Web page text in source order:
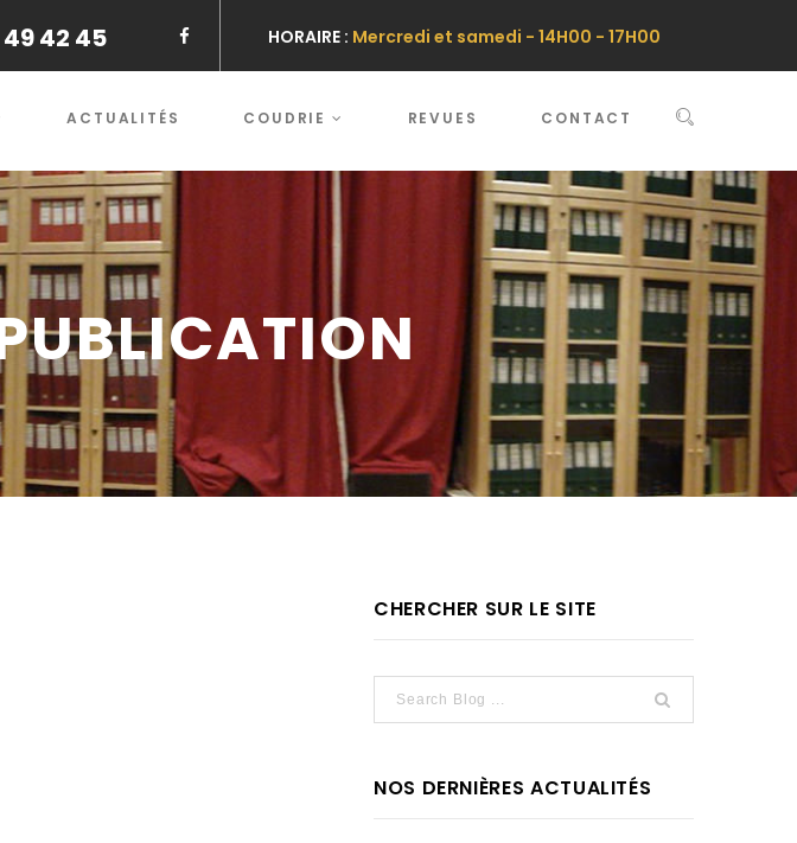
49 42 45 HORAIRE : Mercredi et samedi - 14H00 - 17H00
ACTUALITÉS COUDRIE REVUES CONTACT
CHERCHER SUR LE SITE
NOS DERNIÈRES ACTUALITÉS